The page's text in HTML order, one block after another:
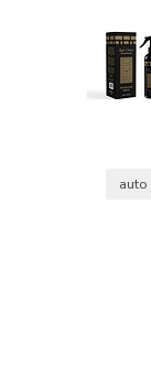
auto